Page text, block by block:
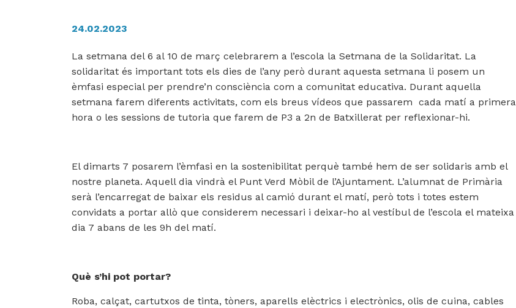
24.02.2023
La setmana del 6 al 10 de març celebrarem a l’escola la Setmana de la Solidaritat. La
solidaritat és important tots els dies de l’any però durant aquesta setmana li posem un
èmfasi especial per prendre’n consciència com a comunitat educativa. Durant aquella
setmana farem diferents activitats, com els breus vídeos que passarem cada matí a primera
hora o les sessions de tutoria que farem de P3 a 2n de Batxillerat per reflexionar-hi.
El dimarts 7 posarem l’èmfasi en la sostenibilitat perquè també hem de ser solidaris amb el
nostre planeta. Aquell dia vindrà el Punt Verd Mòbil de l’Ajuntament. L’alumnat de Primària
serà l’encarregat de baixar els residus al camió durant el matí, però tots i totes estem
convidats a portar allò que considerem necessari i deixar-ho al vestíbul de l’escola el mateixa
dia 7 abans de les 9h del matí.
Què s’hi pot portar?
Roba, calçat, cartutxos de tinta, tòners, aparells elèctrics i electrònics, olis de cuina, cables